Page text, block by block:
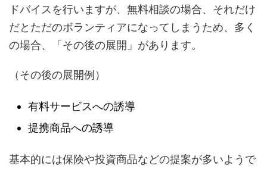
ドバイスを行いますが、無料相談の場合、それだけ
だとただのボランティアになってしまうため、多く
の場合、「その後の展開」があります。
（その後の展開例）
有料サービスへの誘導
提携商品への誘導
基本的には保険や投資商品などの提案が多いようで